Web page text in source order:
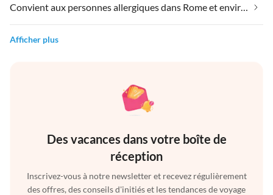
Convient aux personnes allergiques dans Rome et environs
Afficher plus
Des vacances dans votre boîte de
réception
Inscrivez-vous à notre newsletter et recevez régulièrement
des offres, des conseils d'initiés et les tendances de voyage